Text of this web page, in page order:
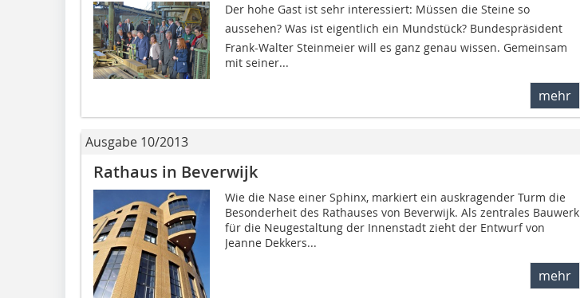
Der hohe Gast ist sehr interessiert: Müssen die Steine so
aussehen? Was ist eigentlich ein Mundstück? Bundespräsident
Frank-Walter Steinmeier will es ganz genau wissen. Gemeinsam
mit seiner...
mehr
Ausgabe 10/2013
Rathaus in Beverwijk
Wie die Nase einer Sphinx, markiert ein auskragender Turm die
Besonderheit des Rathauses von Beverwijk. Als zentrales Bauwerk
für die Neugestaltung der Innenstadt zieht der Entwurf von
Jeanne Dekkers...
mehr